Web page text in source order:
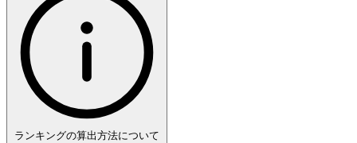
ランキングの算出方法について